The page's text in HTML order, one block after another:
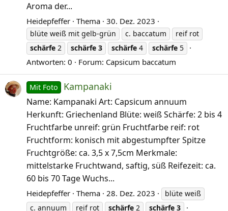
Aroma der...
Heidepfeffer Thema 30. Dez. 2023
blüte weiß mit gelb-grün c. baccatum
reif rot
schärfe 2 schärfe 3 schärfe 4 schärfe 5
Antworten: 0 Forum: Capsicum baccatum
Mit Foto Kampanaki
Name: Kampanaki Art: Capsicum annuum
Herkunft: Griechenland Blüte: weiß Schärfe: 2 bis 4
Fruchtfarbe unreif: grün Fruchtfarbe reif: rot
Fruchtform: konisch mit abgestumpfter Spitze
Fruchtgröße: ca. 3,5 x 7,5cm Merkmale:
mittelstarke Fruchtwand, saftig, süß Reifezeit: ca.
60 bis 70 Tage Wuchs...
Heidepfeffer Thema 28. Dez. 2023
blüte weiß
c. annuum
reif rot schärfe 2 schärfe 3